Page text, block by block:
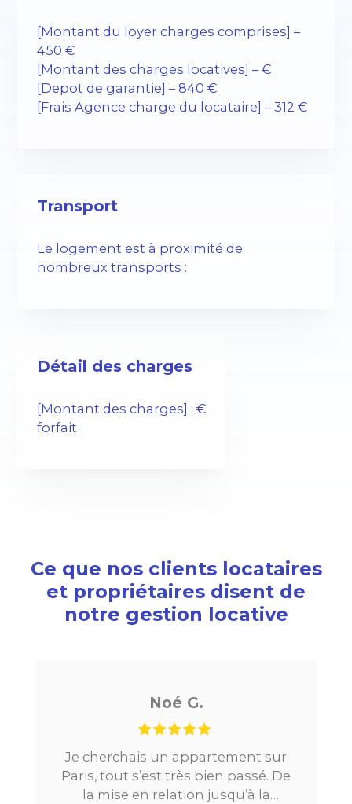
[Montant du loyer charges comprises] –
450 €
[Montant des charges locatives] – €
[Depot de garantie] – 840 €
[Frais Agence charge du locataire] – 312 €
Transport
Le logement est à proximité de
nombreux transports :
Détail des charges
[Montant des charges] : €
forfait
Ce que nos clients locataires
et propriétaires disent de
notre gestion locative
Noé G.
Je cherchais un appartement sur
Paris, tout s’est très bien passé. De
la mise en relation jusqu’à la